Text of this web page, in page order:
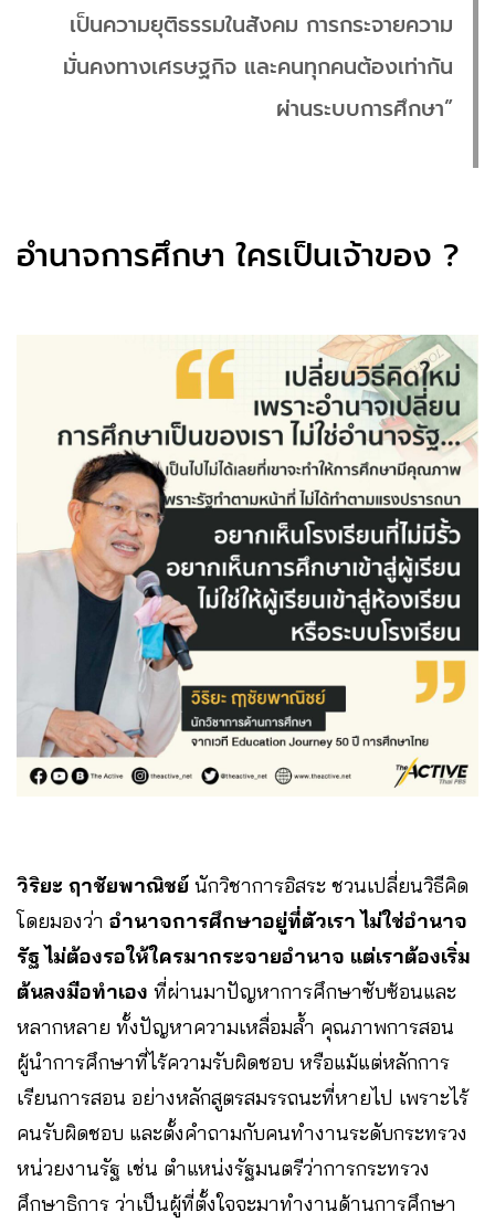
เป็นความยุติธรรมในสังคม การกระจายความ
มั่นคงทางเศรษฐกิจ และคนทุกคนต้องเท่ากัน
ผ่านระบบการศึกษา”
อำนาจการศึกษา ใครเป็นเจ้าของ ?
วิริยะ ฤาชัยพาณิชย์ นักวิชาการอิสระ ชวนเปลี่ยนวิธีคิด
โดยมองว่า อำนาจการศึกษาอยู่ที่ตัวเรา ไม่ใช่อำนาจ
รัฐ ไม่ต้องรอให้ใครมากระจายอำนาจ แต่เราต้องเริ่ม
ต้นลงมือทำเอง ที่ผ่านมาปัญหาการศึกษาซับซ้อนและ
หลากหลาย ทั้งปัญหาความเหลื่อมล้ำ คุณภาพการสอน
ผู้นำการศึกษาที่ไร้ความรับผิดชอบ หรือแม้แต่หลักการ
เรียนการสอน อย่างหลักสูตรสมรรถนะที่หายไป เพราะไร้
คนรับผิดชอบ และตั้งคำถามกับคนทำงานระดับกระทรวง
หน่วยงานรัฐ เช่น ตำแหน่งรัฐมนตรีว่าการกระทรวง
ศึกษาธิการ ว่าเป็นผู้ที่ตั้งใจจะมาทำงานด้านการศึกษา